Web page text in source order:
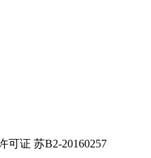
可证 苏B2-20160257